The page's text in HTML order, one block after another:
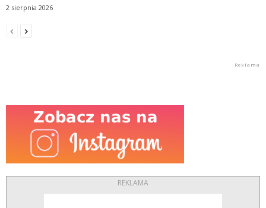
2 sierpnia 2026
REKLAMA